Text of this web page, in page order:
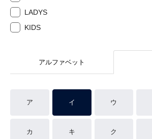
LADYS
KIDS
アルファベット
ア イ ウ
カ キ ク